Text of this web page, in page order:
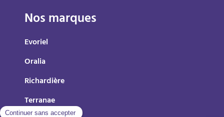
Nos marques
Evoriel
Oralia
Richardière
Terranae